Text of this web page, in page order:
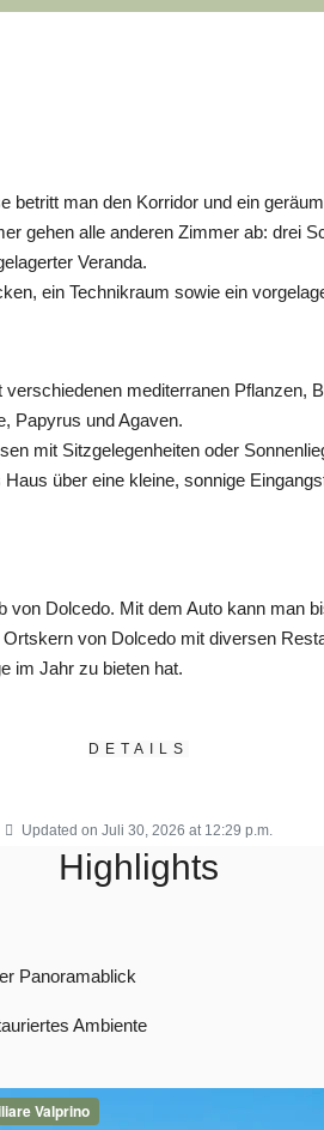
man den Korridor und ein
gehen alle anderen Zimmer ab: drei
Veranda.
ein Technikraum sowie ein
mediterranen Pflanzen,
Papyrus und Agaven.
mit Sitzgelegenheiten oder
über eine kleine, sonnige
Dolcedo. Mit dem Auto kann man
von Dolcedo mit diversen
im Jahr zu bieten hat.
DETAILS
Updated on Juli 30, 2026 at 12:29 p.m.
Highlights
Panoramablick
Ambiente